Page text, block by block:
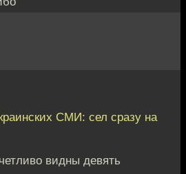
СМИ: сел сразу на
видны девять